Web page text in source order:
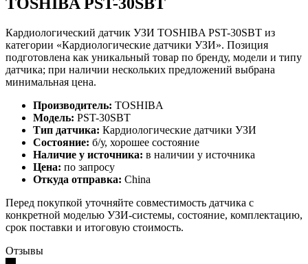
Кардиологический датчик УЗИ TOSHIBA PST-30SBT из
категории «Кардиологические датчики УЗИ». Позиция
подготовлена как уникальный товар по бренду, модели и типу
датчика; при наличии нескольких предложений выбрана
минимальная цена.
Производитель: TOSHIBA
Модель: PST-30SBT
Тип датчика: Кардиологические датчики УЗИ
Состояние: б/у, хорошее состояние
Наличие у источника: в наличии у источника
Цена: по запросу
Откуда отправка: China
Перед покупкой уточняйте совместимость датчика с
конкретной моделью УЗИ-системы, состояние, комплектацию,
срок поставки и итоговую стоимость.
Отзывы